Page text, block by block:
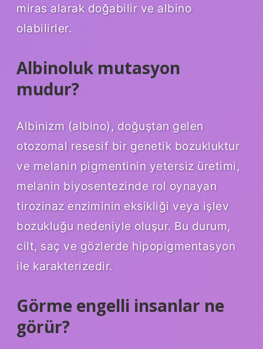
miras alarak doğabilir ve albino
olabilirler.
Albinoluk mutasyon
mudur?
Albinizm (albino), doğuştan gelen
otozomal resesif bir genetik bozukluktur
ve melanin pigmentinin yetersiz üretimi,
melanin biyosentezinde rol oynayan
tirozinaz enziminin eksikliği veya işlev
bozukluğu nedeniyle oluşur. Bu durum,
cilt, saç ve gözlerde hipopigmentasyon
ile karakterizedir.
Görme engelli insanlar ne
görür?